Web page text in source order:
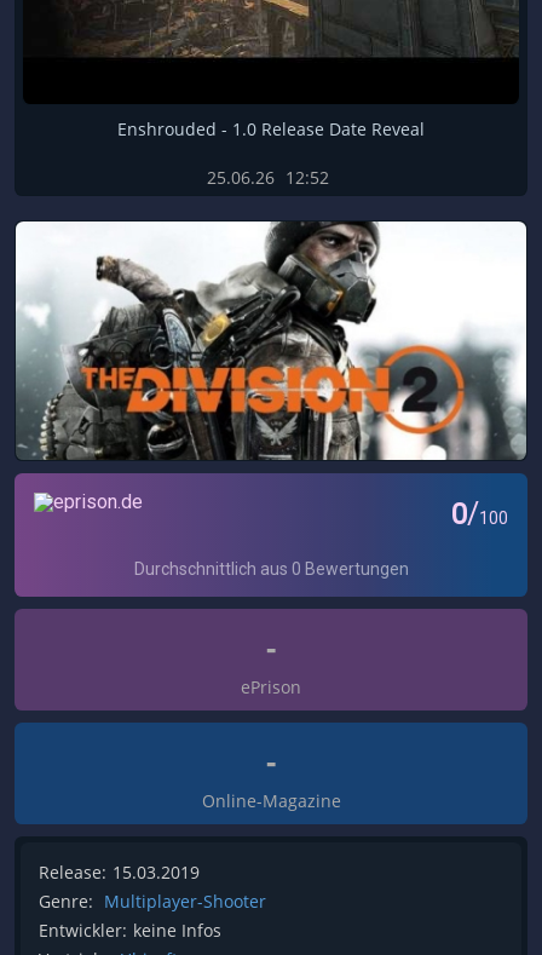
Enshrouded - 1.0 Release Date Reveal
25.06.26 12:52
-
ePrison
-
Online-Magazine
Release: 15.03.2019
Genre: Multiplayer-Shooter
Entwickler: keine Infos